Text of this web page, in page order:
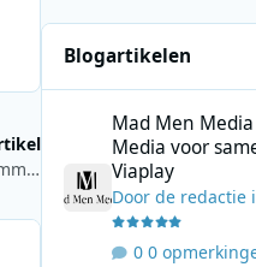
Deze week in De Nacht van Rutger op NPO Radio 1: EO-programmamaker Tijs van den Brink
Blogartikelen
Mad Men
Media voor
Viaplay
Door de redactie
0